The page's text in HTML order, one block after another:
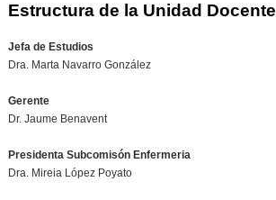
Estructura de la Unidad Docente
Jefa de Estudios
Dra. Marta Navarro González
Gerente
Dr. Jaume Benavent
Presidenta Subcomisón Enfermeria
Dra. Mireia López Poyato